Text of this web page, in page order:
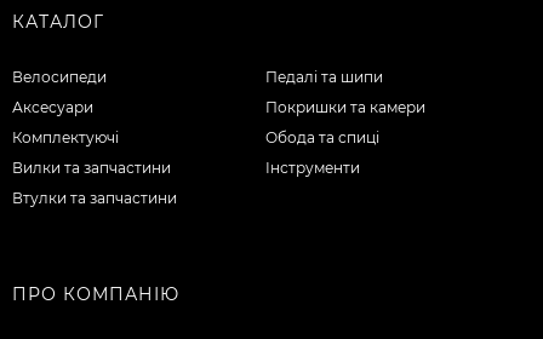
КАТАЛОГ
Велосипеди
Аксесуари
Комплектуючі
Вилки та запчастини
Втулки та запчастини
Педалі та шипи
Покришки та камери
Обода та спиці
Інструменти
ПРО КОМПАНІЮ